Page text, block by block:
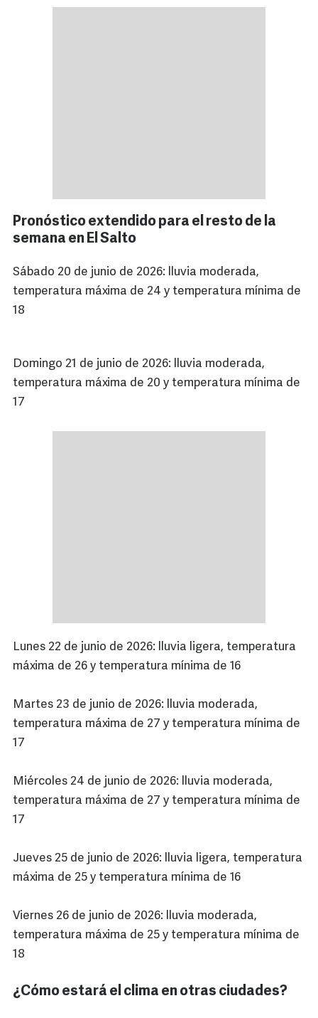
Pronóstico extendido para el resto de la
semana en El Salto
Sábado 20 de junio de 2026: lluvia moderada,
temperatura máxima de 24 y temperatura mínima de
18
Domingo 21 de junio de 2026: lluvia moderada,
temperatura máxima de 20 y temperatura mínima de
17
Lunes 22 de junio de 2026: lluvia ligera, temperatura
máxima de 26 y temperatura mínima de 16
Martes 23 de junio de 2026: lluvia moderada,
temperatura máxima de 27 y temperatura mínima de
17
Miércoles 24 de junio de 2026: lluvia moderada,
temperatura máxima de 27 y temperatura mínima de
17
Jueves 25 de junio de 2026: lluvia ligera, temperatura
máxima de 25 y temperatura mínima de 16
Viernes 26 de junio de 2026: lluvia moderada,
temperatura máxima de 25 y temperatura mínima de
18
¿Cómo estará el clima en otras ciudades?